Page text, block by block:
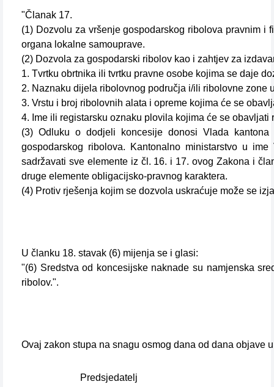
"Članak 17.
(1) Dozvolu za vršenje gospodarskog ribolova pravnim
organa lokalne samouprave.
(2) Dozvola za gospodarski ribolov kao i zahtjev za
1. Tvrtku obrtnika ili tvrtku pravne osobe kojima se daje
2. Naznaku dijela ribolovnog područja i/ili ribolovne zone
3. Vrstu i broj ribolovnih alata i opreme kojima će se
4. Ime ili registarsku oznaku plovila kojima će se obavljati
(3) Odluku o dodjeli koncesije donosi Vlada
gospodarskog ribolova. Kantonalno ministarstvo u
sadržavati sve elemente iz čl. 16. i 17. ovog Zakona i
druge elemente obligacijsko-pravnog karaktera.
(4) Protiv rješenja kojim se dozvola uskraćuje može se
U članku 18. stavak (6) mijenja se i glasi:
"(6) Sredstva od koncesijske naknade su namjenska
ribolov.".
Ovaj zakon stupa na snagu osmog dana od dana objave
Predsjedatelj